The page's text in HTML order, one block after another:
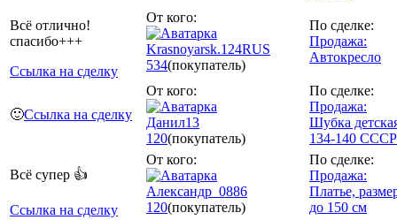
Всё отлично!
спасибо+++
Ссылка на сделку
От кого:
Krasnoyarsk.124RUS
534(покупатель)
По сделке:
Продажа:
Автокресло
🙂Ссылка на сделку
От кого:
Данил13
120(покупатель)
По сделке:
Продажа:
Шубка
134-140 СССР
Всё супер 👍
Ссылка на сделку
От кого:
Александр_0886
120(покупатель)
По сделке:
Продажа:
Платье,
до 150 см